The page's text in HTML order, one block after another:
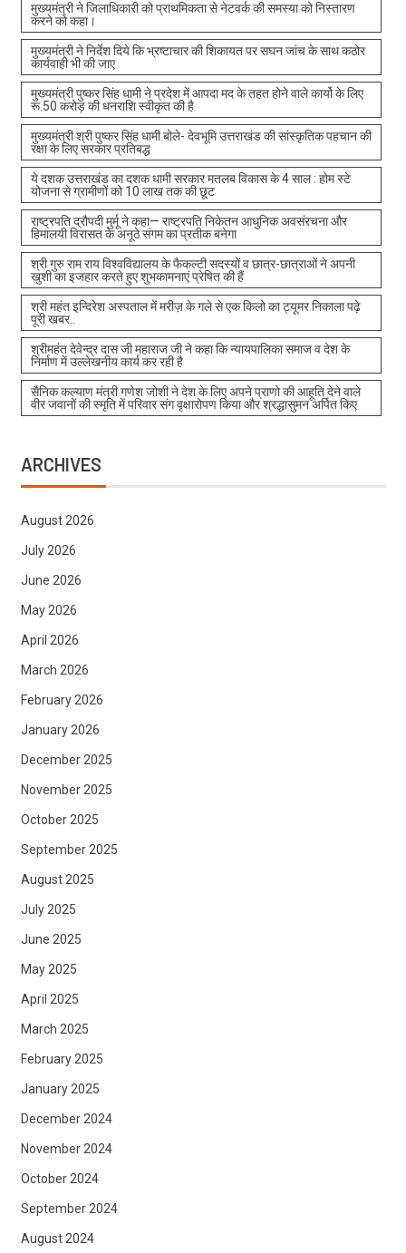
मुख्यमंत्री ने जिलाधिकारी को प्राथमिकता से नेटवर्क की समस्या को निस्तारण
करने को कहा।
मुख्यमंत्री ने निर्देश दिये कि भ्रष्टाचार की शिकायत पर सघन जांच के साथ कठोर
कार्यवाही भी की जाए
मुख्यमंत्री पुष्कर सिंह धामी ने प्रदेश में आपदा मद के तहत होने वाले कार्यो के लिए
रू.50 करोड़ की धनराशि स्वीकृत की है
मुख्यमंत्री श्री पुष्कर सिंह धामी बोले- देवभूमि उत्तराखंड की सांस्कृतिक पहचान की
रक्षा के लिए सरकार प्रतिबद्ध
ये दशक उत्तराखंड का दशक धामी सरकार मतलब विकास के 4 साल : होम स्टे
योजना से ग्रामीणों को 10 लाख तक की छूट
राष्ट्रपति द्रौपदी मुर्मू ने कहा— राष्ट्रपति निकेतन आधुनिक अवसंरचना और
हिमालयी विरासत के अनूठे संगम का प्रतीक बनेगा
श्री गुरु राम राय विश्वविद्यालय के फैकल्टी सदस्यों व छात्र-छात्राओं ने अपनी
खुशी का इजहार करते हुए शुभकामनाएं प्रेषित की हैं
श्री महंत इन्दिरेश अस्पताल में मरीज़ के गले से एक किलो का ट्यूमर निकाला पढ़े
पूरी खबर..
श्रीमहंत देवेन्द्र दास जी महाराज जी ने कहा कि न्यायपालिका समाज व देश के
निर्माण में उल्लेखनीय कार्य कर रही है
सैनिक कल्याण मंत्री गणेश जोशी ने देश के लिए अपने प्राणो की आहूति देने वाले
वीर जवानों की स्मृति में परिवार संग वृक्षारोपण किया और श्रद्धासुमन अर्पित किए
ARCHIVES
August 2026
July 2026
June 2026
May 2026
April 2026
March 2026
February 2026
January 2026
December 2025
November 2025
October 2025
September 2025
August 2025
July 2025
June 2025
May 2025
April 2025
March 2025
February 2025
January 2025
December 2024
November 2024
October 2024
September 2024
August 2024